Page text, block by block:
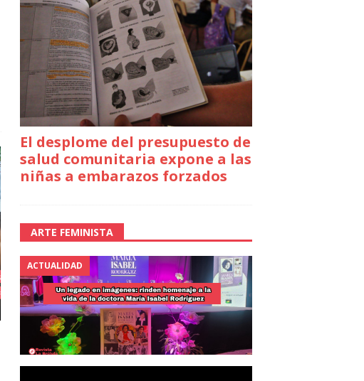
El desplome del presupuesto de
salud comunitaria expone a las
niñas a embarazos forzados
ARTE FEMINISTA
ACTUALIDAD